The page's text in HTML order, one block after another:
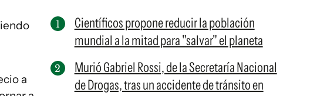
a
Científicos propone reducir la población
mundial a la mitad para "salvar" el planeta
Murió Gabriel Rossi, de la Secretaría Nacional
de Drogas, tras un accidente de tránsito en